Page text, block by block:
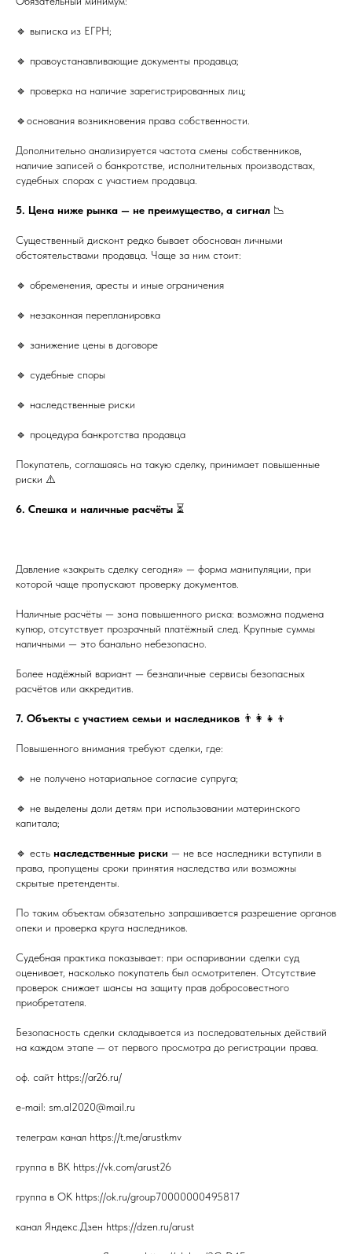
🔹 выписка из ЕГРН;
🔹 правоустанавливающие документы продавца;
🔹 проверка на наличие зарегистрированных лиц;
🔹основания возникновения права собственности.
Дополнительно анализируется частота смены собственников,
наличие записей о банкротстве, исполнительных производствах,
судебных спорах с участием продавца.
5. Цена ниже рынка — не преимущество, а сигнал 📉
Существенный дисконт редко бывает обоснован личными
обстоятельствами продавца. Чаще за ним стоит:
🔹 обременения, аресты и иные ограничения
🔹 незаконная перепланировка
🔹 занижение цены в договоре
🔹 судебные споры
🔹 наследственные риски
🔹 процедура банкротства продавца
Покупатель, соглашаясь на такую сделку, принимает повышенные
риски ⚠️
6. Спешка и наличные расчёты ⏳
Давление «закрыть сделку сегодня» — форма манипуляции, при
которой чаще пропускают проверку документов.
Наличные расчёты — зона повышенного риска: возможна подмена
купюр, отсутствует прозрачный платёжный след. Крупные суммы
наличными — это банально небезопасно.
Более надёжный вариант — безналичные сервисы безопасных
расчётов или аккредитив.
7. Объекты с участием семьи и наследников 👨‍👩‍👧‍👦
Повышенного внимания требуют сделки, где:
🔹 не получено нотариальное согласие супруга;
🔹 не выделены доли детям при использовании материнского
капитала;
🔹 есть наследственные риски — не все наследники вступили в
права, пропущены сроки принятия наследства или возможны
скрытые претенденты.
По таким объектам обязательно запрашивается разрешение органов
опеки и проверка круга наследников.
Судебная практика показывает: при оспаривании сделки суд
оценивает, насколько покупатель был осмотрителен. Отсутствие
проверок снижает шансы на защиту прав добросовестного
приобретателя.
Безопасность сделки складывается из последовательных действий
на каждом этапе — от первого просмотра до регистрации права.
оф. сайт https://ar26.ru/
e-mail: sm.al2020@mail.ru
телеграм канал https://t.me/arustkmv
группа в ВК https://vk.com/arust26
группа в ОК https://ok.ru/group70000000495817
канал Яндекс.Дзен https://dzen.ru/arust